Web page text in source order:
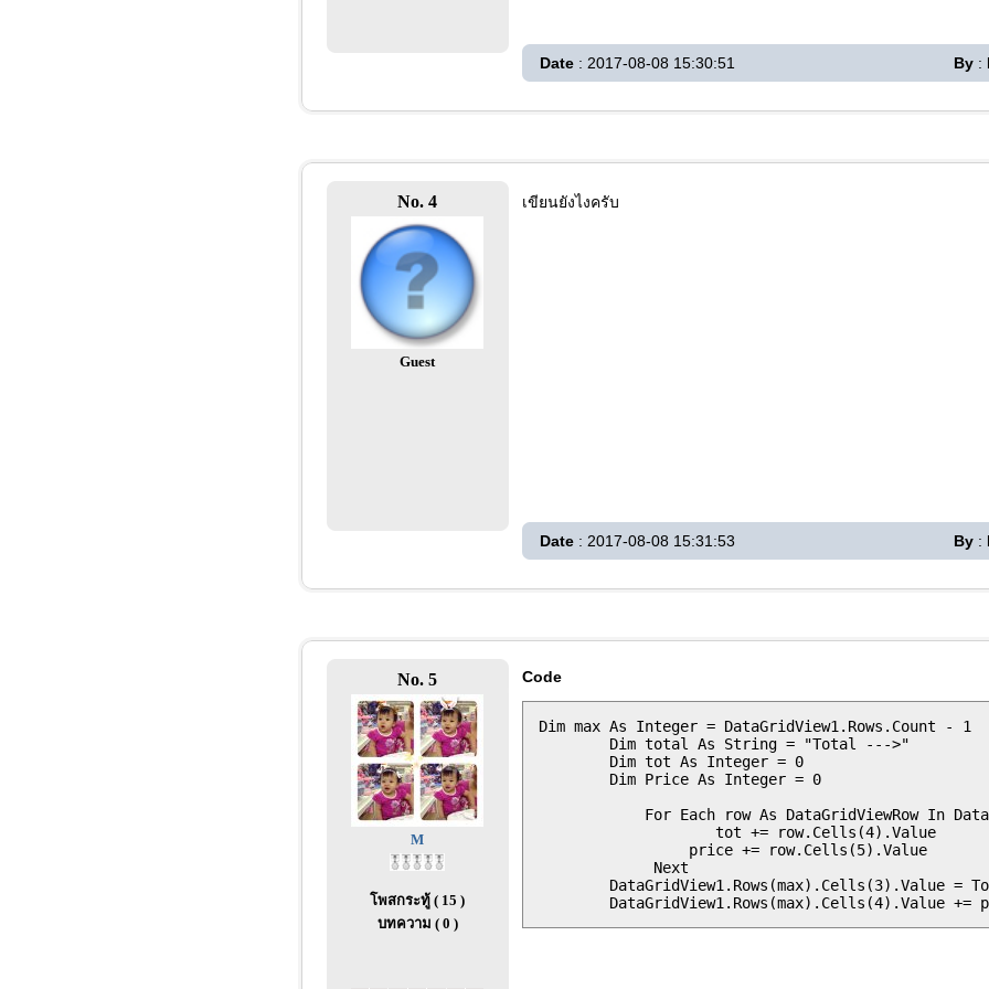
Date : 2017-08-08 15:30:51 By :
No. 4
Guest
เขียนยังไงครับ
Date : 2017-08-08 15:31:53 By :
No. 5
M
โพสกระทู้ ( 15 )
บทความ ( 0 )
Code
Dim max As Integer = DataGridView1.Rows.Count - 1
        Dim total As String = "Total --->"
        Dim tot As Integer = 0
        Dim Price As Integer = 0
For Each row As DataGridViewRow In
                    tot += row.Cells(4).Value
                 price += row.Cells(5).Value
             Next
DataGridView1.Rows(max).Cells(3).Value =